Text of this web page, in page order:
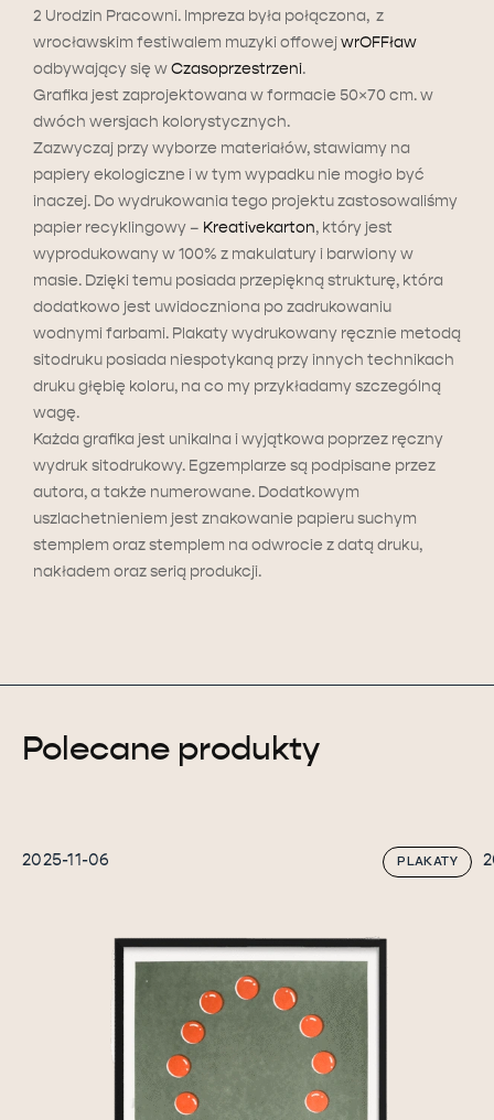
2 Urodzin Pracowni. Impreza była połączona, z
wrocławskim festiwalem muzyki offowejwrOFFław
odbywający się wCzasoprzestrzeni.
Grafika jest zaprojektowana w formacie 50×70 cm. w
dwóch wersjach kolorystycznych.
Zazwyczaj przy wyborze materiałów, stawiamy na
papiery ekologiczne i w tym wypadku nie mogło być
inaczej. Do wydrukowania tego projektu zastosowaliśmy
papier recyklingowy – Kreativekarton, który jest
wyprodukowany w 100% z makulatury i barwiony w
masie. Dzięki temu posiada przepiękną strukturę, która
dodatkowo jest uwidoczniona po zadrukowaniu
wodnymi farbami. Plakaty wydrukowany ręcznie metodą
sitodruku posiada niespotykaną przy innych technikach
druku głębię koloru, na co my przykładamy szczególną
wagę.
Każda grafika jest unikalna i wyjątkowa poprzez ręczny
wydruk sitodrukowy. Egzemplarze są podpisane przez
autora, a także numerowane. Dodatkowym
uszlachetnieniem jest znakowanie papieru suchym
stemplem oraz stemplem na odwrocie z datą druku,
nakładem oraz serią produkcji.
Polecane produkty
2025-11-06 PLAKATY